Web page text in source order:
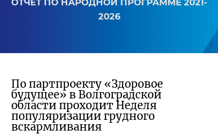
ОТЧЕТ ПО НАРОДНОЙ ПРОГРАММЕ 2021-
2026
По партпроекту «Здоровое
будущее» в Волгоградской
области проходит Неделя
популяризации грудного
вскармливания